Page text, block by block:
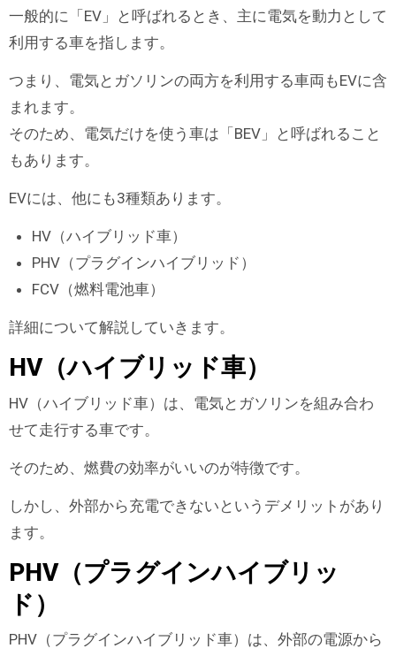
一般的に「EV」と呼ばれるとき、主に電気を動力として
利用する車を指します。
つまり、電気とガソリンの両方を利用する車両もEVに含
まれます。
そのため、電気だけを使う車は「BEV」と呼ばれること
もあります。
EVには、他にも3種類あります。
HV（ハイブリッド車）
PHV（プラグインハイブリッド）
FCV（燃料電池車）
詳細について解説していきます。
HV（ハイブリッド車）
HV（ハイブリッド車）は、電気とガソリンを組み合わ
せて走行する車です。
そのため、燃費の効率がいいのが特徴です。
しかし、外部から充電できないというデメリットがあり
ます。
PHV（プラグインハイブリッ
ド）
PHV（プラグインハイブリッド車）は、外部の電源から